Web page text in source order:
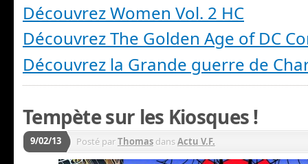
Découvrez Women Vol. 2 HC
Découvrez The Golden Age of DC
Découvrez la Grande guerre de
Tempète sur les Kiosques !
9/02/13 Posté parThomas dansActu V.F.